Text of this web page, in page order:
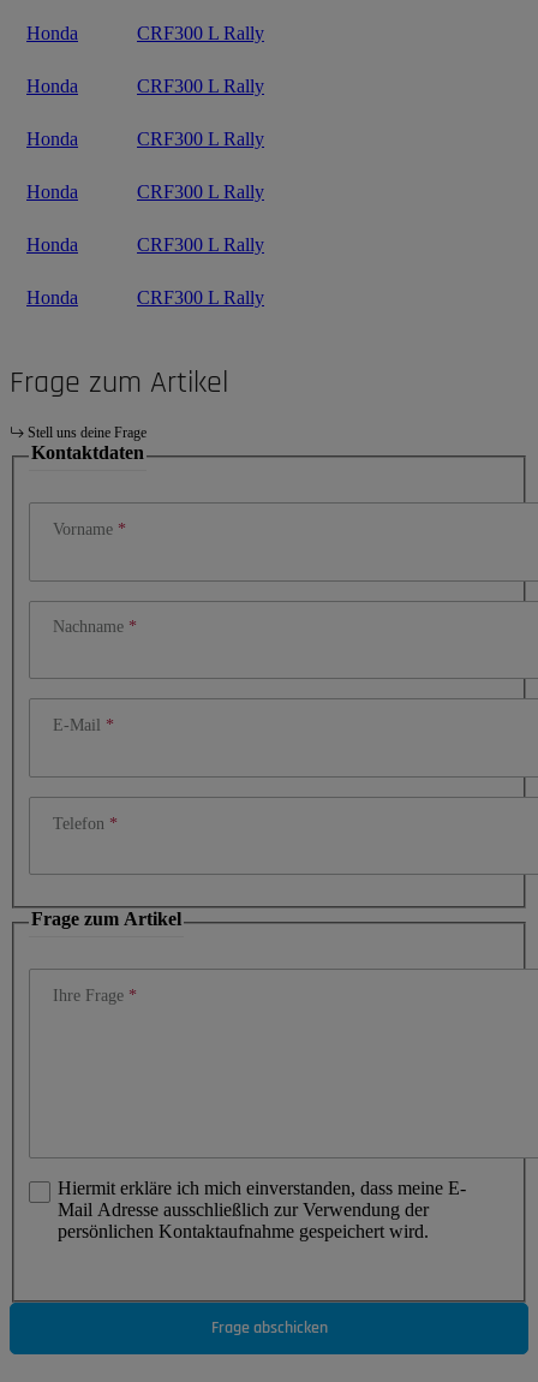
Honda CRF300 L Rally
Honda CRF300 L Rally
Honda CRF300 L Rally
Honda CRF300 L Rally
Honda CRF300 L Rally
Honda CRF300 L Rally
Frage zum Artikel
Stell uns deine Frage
Kontaktdaten
Vorname
Nachname
E-Mail
Telefon
Frage zum Artikel
Ihre Frage
Hiermit erkläre ich mich einverstanden, dass meine E-
Mail Adresse ausschließlich zur Verwendung der
persönlichen Kontaktaufnahme gespeichert wird.
Frage abschicken